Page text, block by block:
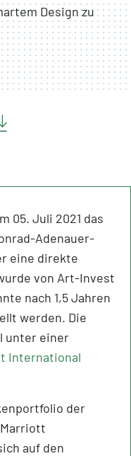
Design zu
05. Juli 2021 das
Adenauer-
eine direkte
von Art-Invest
nach 1,5 Jahren
werden. Die
unter einer
International
der
auf den